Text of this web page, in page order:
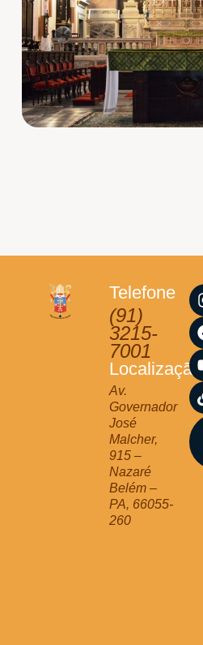
Telefone
(91)
3215-
7001
Localização
Av.
Governador
José
Malcher,
915 –
Nazaré
Belém –
PA, 66055-
260